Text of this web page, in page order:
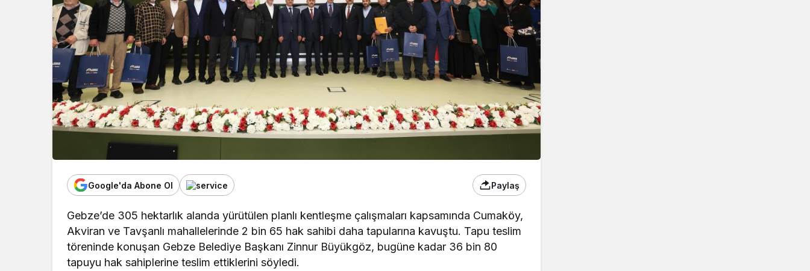
Google'da Abone Ol Paylaş
Gebze’de 305 hektarlık alanda yürütülen planlı kentleşme çalışmaları kapsamında Cumaköy,
Akviran ve Tavşanlı mahallelerinde 2 bin 65 hak sahibi daha tapularına kavuştu. Tapu teslim
töreninde konuşan Gebze Belediye Başkanı Zinnur Büyükgöz, bugüne kadar 36 bin 80
tapuyu hak sahiplerine teslim ettiklerini söyledi.